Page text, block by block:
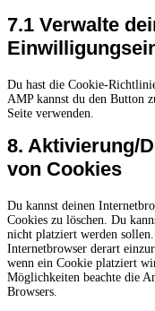
7.1 Verwalte
Du hast die Cookie-
AMP kannst du den Button
Seite verwenden.
8. Aktivierung/
von Cookies
Du kannst deinen
Cookies zu löschen. Du
nicht platziert werden
Internetbrowser derart
wenn ein Cookie platziert
Möglichkeiten beachte die
Browsers.